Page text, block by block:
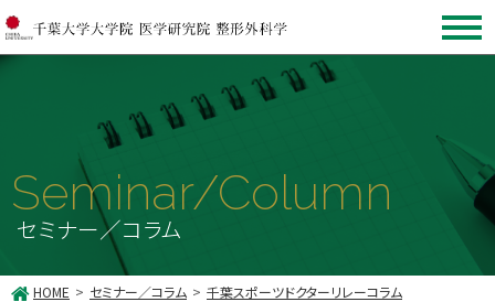
Seminar/Column
セミナー／コラム
HOME セミナー／コラム
千葉スポーツドクターリレーコラム